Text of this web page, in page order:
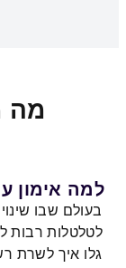
מה
למה אימון
בעולם שבו
לטלטלות רבות
גלו איך לשרת